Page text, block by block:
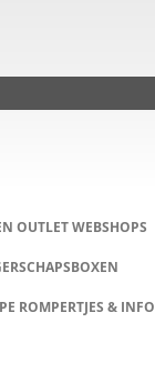
OUTLET WEBSHOPS
ROMPERTJES & INFO